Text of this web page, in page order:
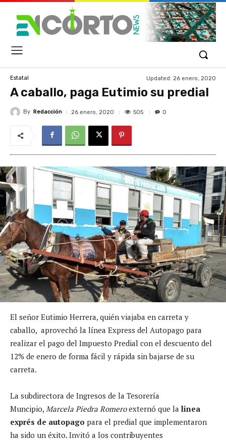
Estatal Updated: 26 enero, 2020
A caballo, paga Eutimio su predial
By Redacción 26 enero, 2020 505 0
El señor Eutimio Herrera, quién viajaba en carreta y
caballo, aprovechó la línea Express del Autopago para
realizar el pago del Impuesto Predial con el descuento del
12% de enero de forma fácil y rápida sin bajarse de su
carreta.
La subdirectora de Ingresos de la Tesorería
Muncipio, Marcela Piedra Romeroexternó que la línea
exprés de autopago para el predial que implementaron
ha sido un éxito. Invitó a los contribuyentes